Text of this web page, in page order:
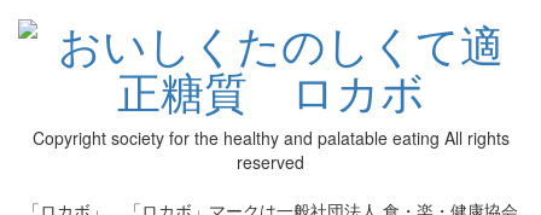
Copyright society for the healthy and palatable eating All rights
reserved